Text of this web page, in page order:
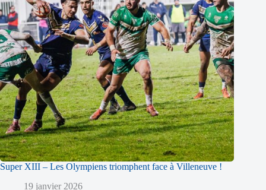
Super XIII – Les Olympiens triomphent face à Villeneuve !
19 janvier 2026